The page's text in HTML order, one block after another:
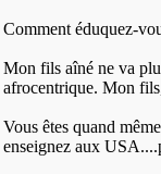
Comment éduquez-
Mon fils aîné ne va
afrocentrique. Mon
Vous êtes quand
enseignez aux